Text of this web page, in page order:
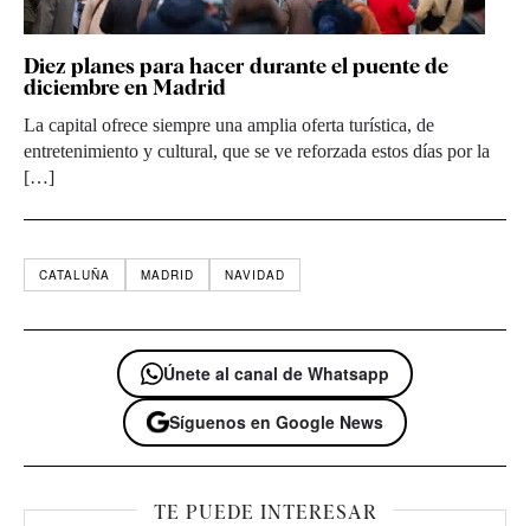
Diez planes para hacer durante el puente de
diciembre en Madrid
La capital ofrece siempre una amplia oferta turística, de
entretenimiento y cultural, que se ve reforzada estos días por la
[…]
CATALUÑA MADRID NAVIDAD
Únete al canal de Whatsapp
Síguenos en Google News
TE PUEDE INTERESAR